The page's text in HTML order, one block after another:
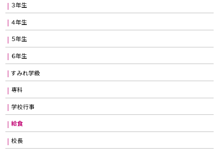
３年生
４年生
５年生
６年生
すみれ学級
専科
学校行事
給食
校長